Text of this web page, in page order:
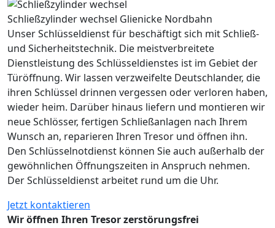
Schließzylinder wechsel Glienicke Nordbahn
Unser Schlüsseldienst für beschäftigt sich mit Schließ-
und Sicherheitstechnik. Die meistverbreitete
Dienstleistung des Schlüsseldienstes ist im Gebiet der
Türöffnung. Wir lassen verzweifelte Deutschlander, die
ihren Schlüssel drinnen vergessen oder verloren haben,
wieder heim. Darüber hinaus liefern und montieren wir
neue Schlösser, fertigen Schließanlagen nach Ihrem
Wunsch an, reparieren Ihren Tresor und öffnen ihn.
Den Schlüsselnotdienst können Sie auch außerhalb der
gewöhnlichen Öffnungszeiten in Anspruch nehmen.
Der Schlüsseldienst arbeitet rund um die Uhr.
Jetzt kontaktieren
Wir öffnen Ihren Tresor zerstörungsfrei